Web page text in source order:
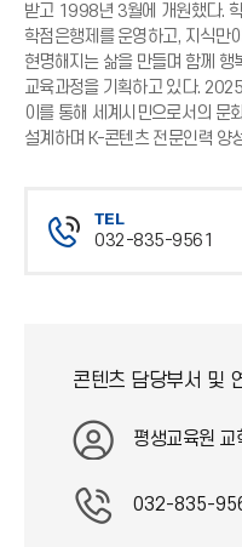
받고 1998년 3월에 개원했다.
학점은행제를 운영하고, 지식만
현명해지는 삶을 만들며 함께
교육과정을 기획하고 있다.
이를 통해 세계시민으로서의 문
설계하며 K-콘텐츠 전문인력 양
TEL
032-835-9561
콘텐츠 담당부서 및
평생교육원 교
032-835-